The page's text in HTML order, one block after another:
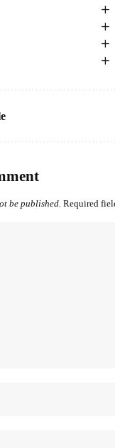
be published. Required